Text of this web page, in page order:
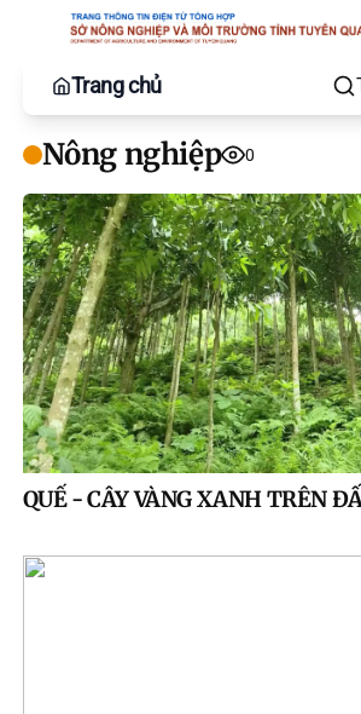
Trang chủ
Nông nghiệp 0
QUẾ - CÂY VÀNG XANH TRÊN